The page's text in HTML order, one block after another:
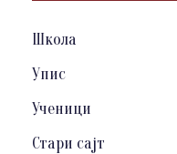
Школа
Упис
Ученици
Стари сајт